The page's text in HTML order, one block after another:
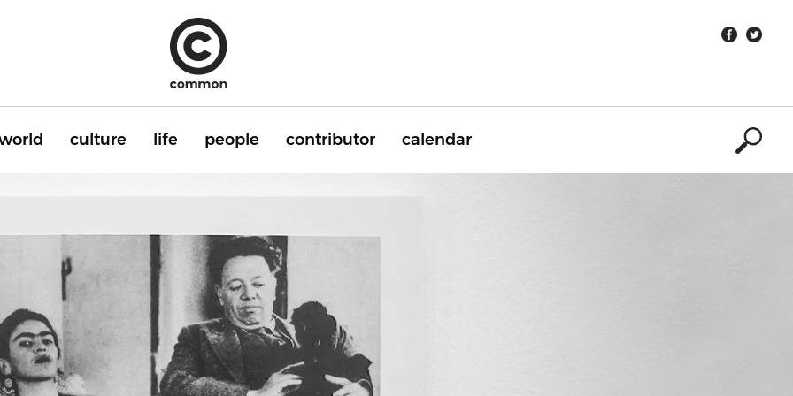
culture life people contributor calendar